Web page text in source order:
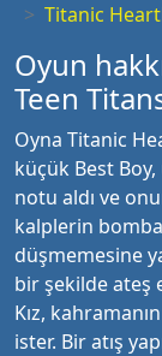
Titanic
Oyun
Teen
Oyna Titanic
küçük Best
notu aldı ve
kalplerin
düşmemesine
bir şekilde ateş
Kız,
ister. Bir atış